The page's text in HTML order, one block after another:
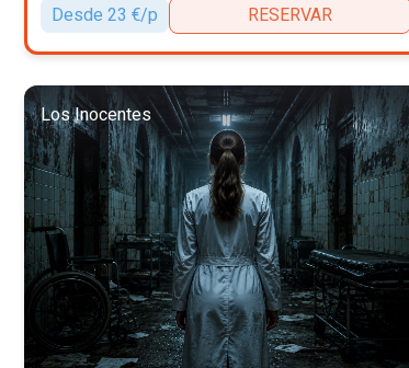
Desde 23 €/p
RESERVAR
Los Inocentes